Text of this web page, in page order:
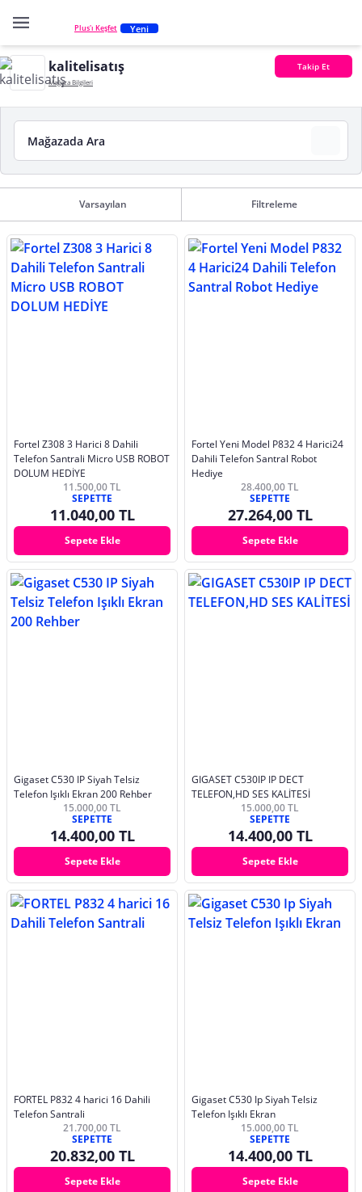
Plus'ı Keşfet Yeni
kalitelisatış Takip Et
Mağaza Bilgileri
Varsayılan Filtreleme
Fortel Z308 3 Harici 8 Dahili
Telefon Santrali Micro USB ROBOT
DOLUM HEDİYE
11.500,00 TL
SEPETTE
11.040,00 TL
Sepete Ekle
Fortel Yeni Model P832 4 Harici24
Dahili Telefon Santral Robot
Hediye
28.400,00 TL
SEPETTE
27.264,00 TL
Sepete Ekle
Gigaset C530 IP Siyah Telsiz
Telefon Işıklı Ekran 200 Rehber
15.000,00 TL
SEPETTE
14.400,00 TL
Sepete Ekle
GIGASET C530IP IP DECT
TELEFON,HD SES KALİTESİ
15.000,00 TL
SEPETTE
14.400,00 TL
Sepete Ekle
FORTEL P832 4 harici 16 Dahili
Telefon Santrali
21.700,00 TL
SEPETTE
20.832,00 TL
Sepete Ekle
Gigaset C530 Ip Siyah Telsiz
Telefon Işıklı Ekran
15.000,00 TL
SEPETTE
14.400,00 TL
Sepete Ekle